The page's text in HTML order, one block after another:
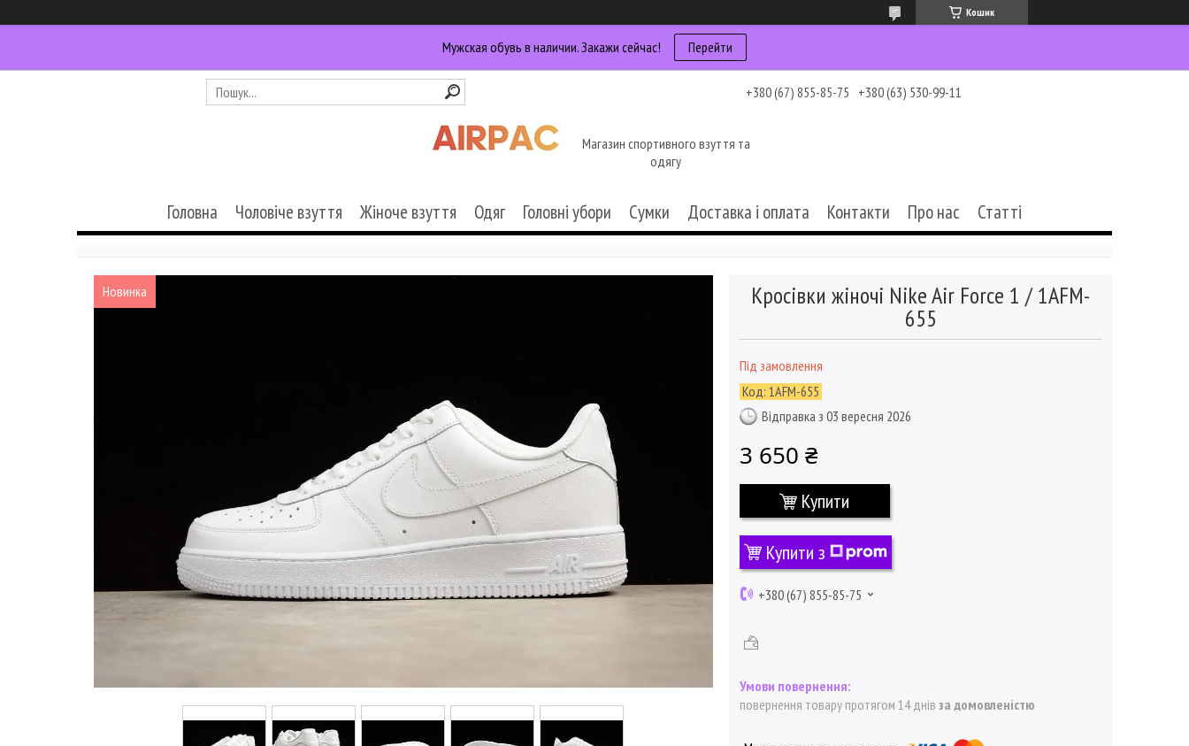
Кошик
Мужская обувь в наличии. Закажи сейчас! Перейти
+380 (67) 855-85-75 +380 (63) 530-99-11
Магазин спортивного взуття та
одягу
Головна Чоловіче взуття Жіноче взуття Одяг Головні убори Сумки Доставка і оплата Контакти Про нас Статті
Новинка Кросівки жіночі Nike Air Force 1 / 1AFM-
655
Під замовлення
Код: 1AFM-655
Відправка з 03 вересня 2026
3 650 ₴
Купити
Купити з
+380 (67) 855-85-75
повернення товару протягом 14 днів за домовленістю